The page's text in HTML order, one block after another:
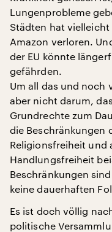
Lungenprobleme
Städten hat vielleicht
Amazon verloren.
der EU könnte
gefährden.
Um all das und noch
aber nicht darum,
Grundrechte zum
die Beschränkungen
Religionsfreiheit und
Handlungsfreiheit
Beschränkungen
keine dauerhaften
Es ist doch völlig
politische